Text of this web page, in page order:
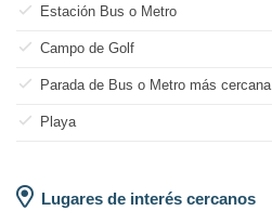
Estación Bus o Metro
Campo de Golf
Parada de Bus o Metro más cercana
Playa
Lugares de interés cercanos